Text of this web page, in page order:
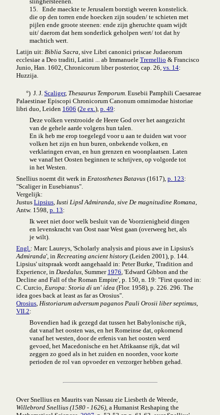
15. Ende maeckte te Jerusalem borstigh weeren konstelick.
die op den torren ende hoecken zijn souden/ te schieten met
pijlen ende groote steenen: ende zijn gheruchte quam wijdt
uit/ daerom dat hem sonderlick geholpen wert/ tot dat hy
machtich wert.
Latijn uit: Biblia Sacra, sive Libri canonici priscae Judaeorum
ecclesiae a Deo traditi, Latini ... ab Immanuele Tremellio & Francisco
Junio, Han. 1602, Chronicorum liber posterior, cap. 26, vs. 14:
Huzzija.
°) J. J. Scaliger, Thesaurus Temporum. Eusebii Pamphili Caesareae
Palaestinae Episcopi Chronicorum Canonum omnimodae historiae
libri duo, Leiden 1606 (2e ex.), p. 49:
Deze volken verstrooide de Heere God over het aangezicht
van de gehele aarde volgens hun talen.
En ik heb me erop toegelegd voor u aan te duiden wat voor
volken het zijn en hun buren, onbekende volken, en
verklaringen ervan, en hun grenzen en woonplaatsen. Laten
we vanaf het Oosten beginnen te schrijven, op volgorde tot
in het Westen.
Snellius noemt dit werk in Eratosthenes Batavus (1617), p. 123:
"Scaliger in Eusebianus".
Vergelijk:
Justus Lipsius, Iusti LipsI Admiranda, sive De magnitudine Romana,
Antw. 1598, p. 13:
Ik weet niet door welk besluit van de Voorzienigheid dingen
en levenskracht van Oost naar West gaan (overweeg het, als
je wilt).
Engl.: Marc Laureys, 'Scholarly analysis and pious awe in Lipsius's
Admiranda', in Recreating ancient history (Leiden 2001), p. 144.
Lipsius' uitspraak wordt aangehaald in: Peter Burke, 'Tradition and
Experience, in Daedalus, Summer 1976, 'Edward Gibbon and the
Decline and Fall of the Roman Empire', p. 150, n. 19: "First quoted in:
C. Curcio, Europa: Storia di un' idea (Flor. 1958), p. 226. 296. The
idea goes back at least as far as Orosius".
Orosius, Historiarum adversum paganos Pauli Orosii liber septimus,
VII.2:
Bovendien had ik gezegd dat tussen het Babylonische rijk,
dat vanaf het oosten was, en het Romeinse dat, opkomend
vanaf het westen, door de erfenis van het oosten werd
gevoed, het Macedonische en het Afrikaanse rijk, dat wil
zeggen zo goed als in het zuiden en noorden, voor korte
perioden de rol van opvoeder en verzorger hebben gehad.
Over Snellius en Maurits van Nassau zie Liesbeth de Wreede,
Willebrord Snellius (1580 - 1626), a Humanist Reshaping the